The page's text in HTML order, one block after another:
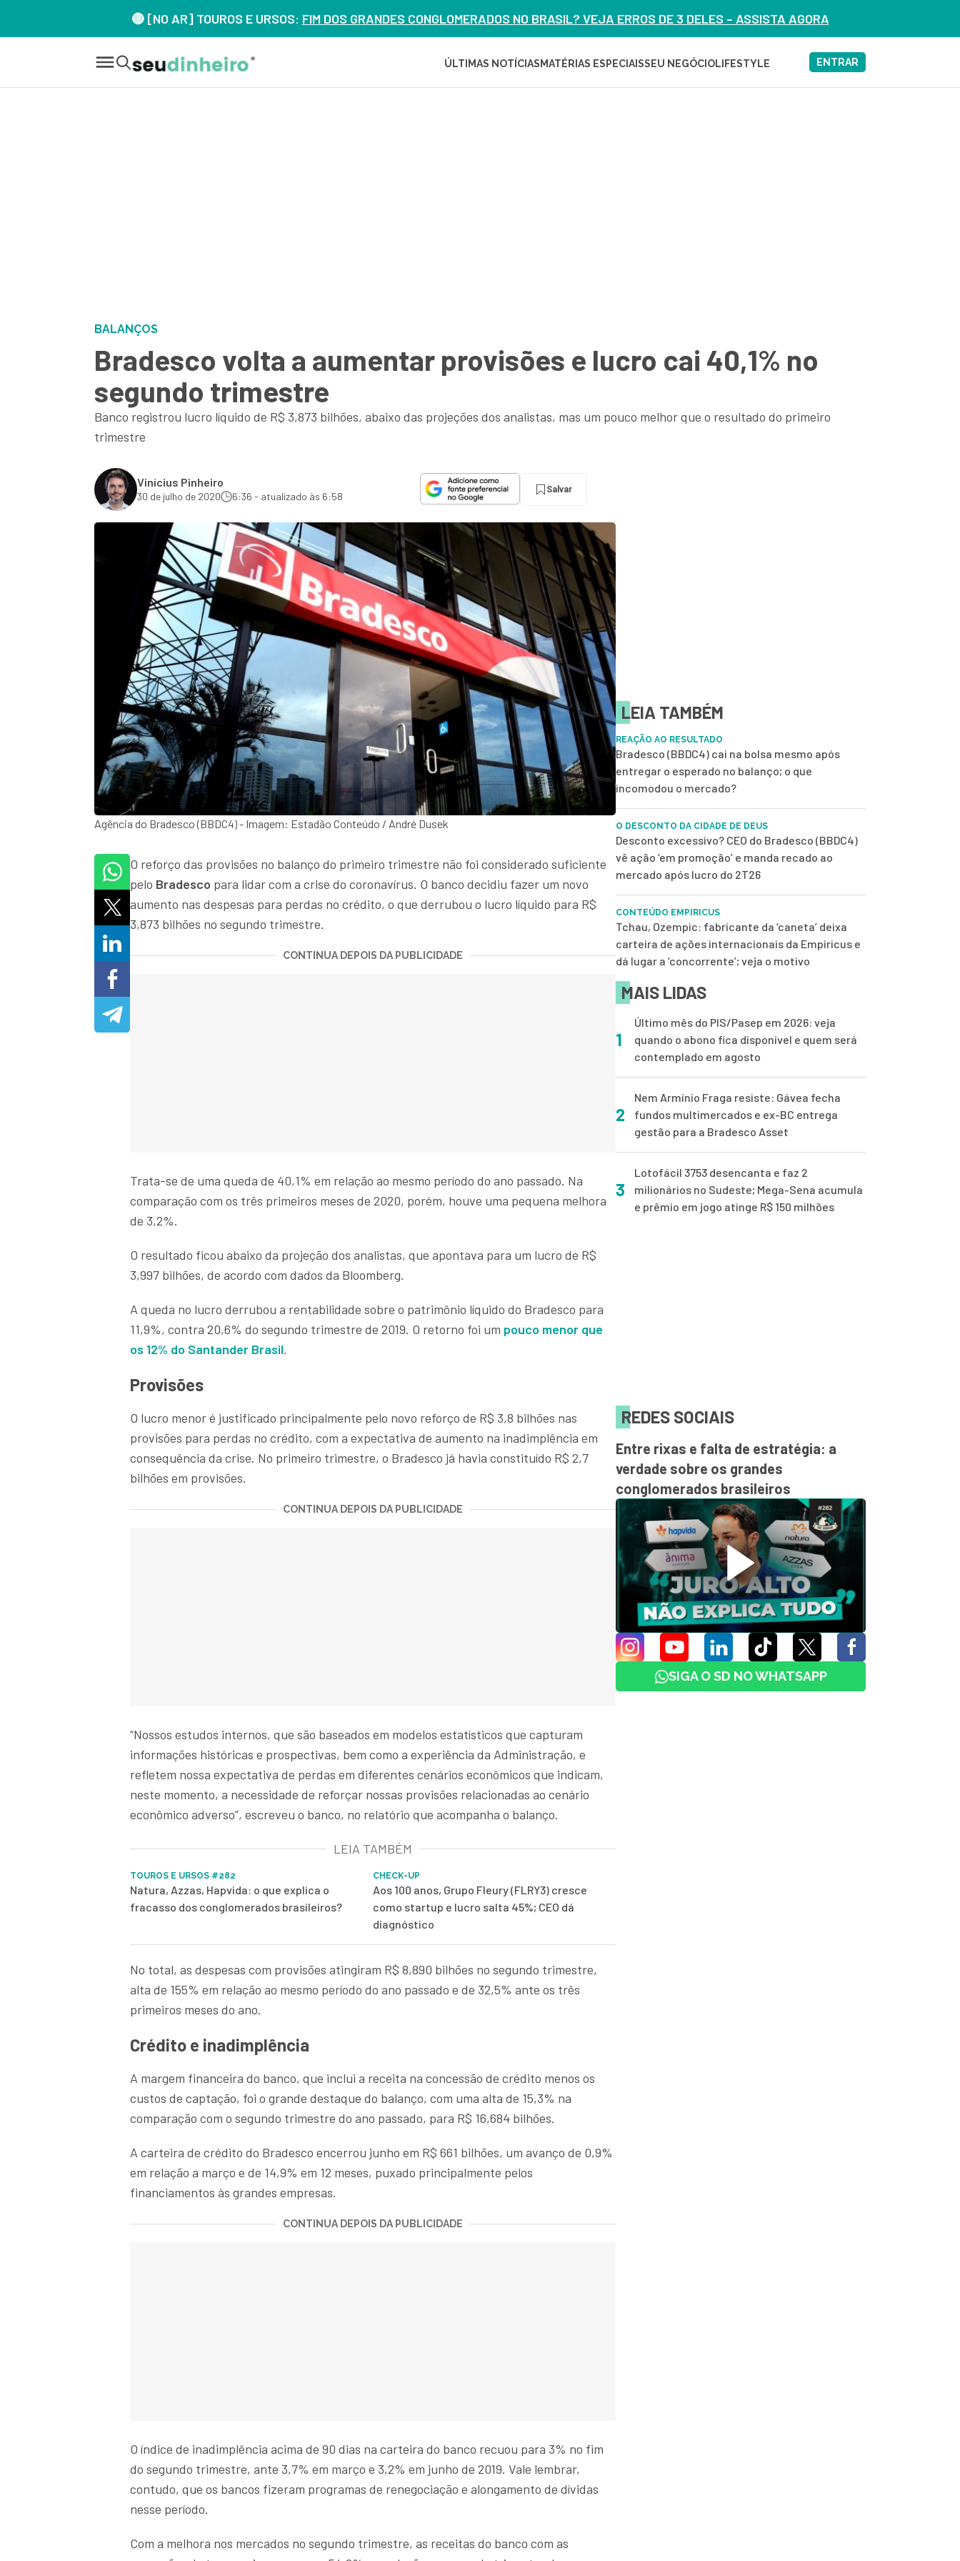
🔴 [NO AR] TOUROS E URSOS: FIM DOS GRANDES CONGLOMERADOS NO BRASIL? VEJA ERROS DE 3 DELES – ASSISTA AGORA
ÚLTIMAS NOTÍCIAS MATÉRIAS ESPECIAISSEU NEGÓCIOLIFESTYLE ENTRAR
BALANÇOS
Bradesco volta a aumentar provisões e lucro cai 40,1% no
segundo trimestre
Banco registrou lucro líquido de R$ 3,873 bilhões, abaixo das projeções dos analistas, mas um pouco melhor que o resultado do primeiro
trimestre
Vinícius Pinheiro
30 de julho de 2020 6:36 - atualizado às 6:58
Salvar
Agência do Bradesco (BBDC4) - Imagem: Estadão Conteúdo / André Dusek
O reforço das provisões no balanço do primeiro trimestre não foi considerado suficiente
pelo Bradesco para lidar com a crise do coronavírus. O banco decidiu fazer um novo
aumento nas despesas para perdas no crédito, o que derrubou o lucro líquido para R$
3,873 bilhões no segundo trimestre.
CONTINUA DEPOIS DA PUBLICIDADE
Trata-se de uma queda de 40,1% em relação ao mesmo período do ano passado. Na
comparação com os três primeiros meses de 2020, porém, houve uma pequena melhora
de 3,2%.
O resultado ficou abaixo da projeção dos analistas, que apontava para um lucro de R$
3,997 bilhões, de acordo com dados da Bloomberg.
A queda no lucro derrubou a rentabilidade sobre o patrimônio líquido do Bradesco para
11,9%, contra 20,6% do segundo trimestre de 2019. O retorno foi um pouco menor que
os 12% do Santander Brasil.
Provisões
O lucro menor é justificado principalmente pelo novo reforço de R$ 3,8 bilhões nas
provisões para perdas no crédito, com a expectativa de aumento na inadimplência em
consequência da crise. No primeiro trimestre, o Bradesco já havia constituído R$ 2,7
bilhões em provisões.
CONTINUA DEPOIS DA PUBLICIDADE
“Nossos estudos internos, que são baseados em modelos estatísticos que capturam
informações históricas e prospectivas, bem como a experiência da Administração, e
refletem nossa expectativa de perdas em diferentes cenários econômicos que indicam,
neste momento, a necessidade de reforçar nossas provisões relacionadas ao cenário
econômico adverso”, escreveu o banco, no relatório que acompanha o balanço.
LEIA TAMBÉM
TOUROS E URSOS #282
Natura, Azzas, Hapvida: o que explica o
fracasso dos conglomerados brasileiros?
CHECK-UP
Aos 100 anos, Grupo Fleury (FLRY3) cresce
como startup e lucro salta 45%; CEO dá
diagnóstico
No total, as despesas com provisões atingiram R$ 8,890 bilhões no segundo trimestre,
alta de 155% em relação ao mesmo período do ano passado e de 32,5% ante os três
primeiros meses do ano.
Crédito e inadimplência
A margem financeira do banco, que inclui a receita na concessão de crédito menos os
custos de captação, foi o grande destaque do balanço, com uma alta de 15,3% na
comparação com o segundo trimestre do ano passado, para R$ 16,684 bilhões.
A carteira de crédito do Bradesco encerrou junho em R$ 661 bilhões, um avanço de 0,9%
em relação a março e de 14,9% em 12 meses, puxado principalmente pelos
financiamentos às grandes empresas.
CONTINUA DEPOIS DA PUBLICIDADE
O índice de inadimplência acima de 90 dias na carteira do banco recuou para 3% no fim
do segundo trimestre, ante 3,7% em março e 3,2% em junho de 2019. Vale lembrar,
contudo, que os bancos fizeram programas de renegociação e alongamento de dívidas
nesse período.
Com a melhora nos mercados no segundo trimestre, as receitas do banco com as
LEIA TAMBÉM
REAÇÃO AO RESULTADO
Bradesco (BBDC4) cai na bolsa mesmo após
entregar o esperado no balanço; o que
incomodou o mercado?
O DESCONTO DA CIDADE DE DEUS
Desconto excessivo? CEO do Bradesco (BBDC4)
vê ação ‘em promoção’ e manda recado ao
mercado após lucro do 2T26
CONTEÚDO EMPIRICUS
Tchau, Ozempic: fabricante da ‘caneta’ deixa
carteira de ações internacionais da Empiricus e
dá lugar a ‘concorrente’; veja o motivo
MAIS LIDAS
1
Último mês do PIS/Pasep em 2026: veja
quando o abono fica disponível e quem será
contemplado em agosto
2
Nem Armínio Fraga resiste: Gávea fecha
fundos multimercados e ex-BC entrega
gestão para a Bradesco Asset
3
Lotofácil 3753 desencanta e faz 2
milionários no Sudeste; Mega-Sena acumula
e prêmio em jogo atinge R$ 150 milhões
REDES SOCIAIS
Entre rixas e falta de estratégia: a
verdade sobre os grandes
conglomerados brasileiros
SIGA O SD NO WHATSAPP